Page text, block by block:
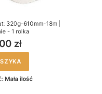
320g-610mm-18m |
- 1 rolka
zł
Mała ilość